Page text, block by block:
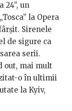
24”, un
la Opera
Sirenele
de sigure ca
serii.
out, mai mult
o în ultimii
la Kyiv,